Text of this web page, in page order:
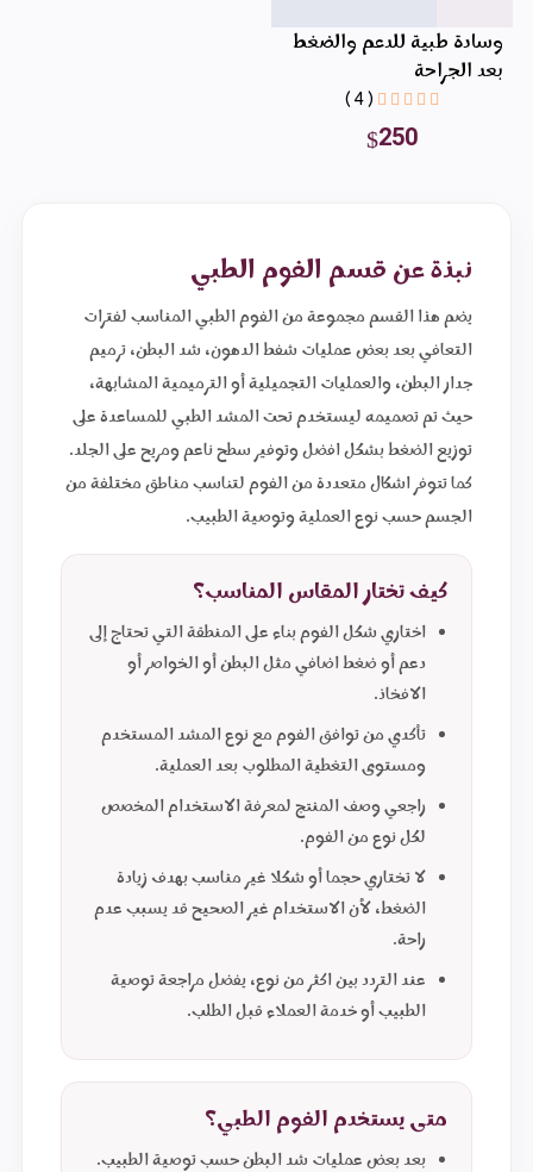
وسادة طبية للدعم والضغط
بعد الجراحة
( 4 )
250
نبذة عن قسم الفوم الطبي
يضم هذا القسم مجموعة من الفوم الطبي المناسب لفترات
التعافي بعد بعض عمليات شفط الدهون، شد البطن، ترميم
جدار البطن، والعمليات التجميلية أو الترميمية المشابهة،
حيث تم تصميمه ليستخدم تحت المشد الطبي للمساعدة على
توزيع الضغط بشكل افضل وتوفير سطح ناعم ومريح على الجلد.
كما تتوفر اشكال متعددة من الفوم لتناسب مناطق مختلفة من
الجسم حسب نوع العملية وتوصية الطبيب.
كيف تختار المقاس المناسب؟
اختاري شكل الفوم بناء على المنطقة التي تحتاج إلى
دعم أو ضغط اضافي مثل البطن أو الخواصر أو
الافخاذ.
تأكدي من توافق الفوم مع نوع المشد المستخدم
ومستوى التغطية المطلوب بعد العملية.
راجعي وصف المنتج لمعرفة الاستخدام المخصص
لكل نوع من الفوم.
لا تختاري حجما أو شكلا غير مناسب بهدف زيادة
الضغط، لأن الاستخدام غير الصحيح قد يسبب عدم
راحة.
عند التردد بين اكثر من نوع، يفضل مراجعة توصية
الطبيب أو خدمة العملاء قبل الطلب.
متى يستخدم الفوم الطبي؟
بعد بعض عمليات شد البطن حسب توصية الطبيب.